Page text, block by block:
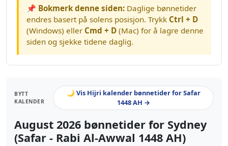
📌 Bokmerk denne siden: Daglige bønnetider
endres basert på solens posisjon. Trykk Ctrl + D
(Windows) eller Cmd + D (Mac) for å lagre denne
siden og sjekke tidene daglig.
BYTT
KALENDER
🌙 Vis Hijri kalender bønnetider for Safar
1448 AH →
August 2026 bønnetider for Sydney
(Safar - Rabi Al-Awwal 1448 AH)